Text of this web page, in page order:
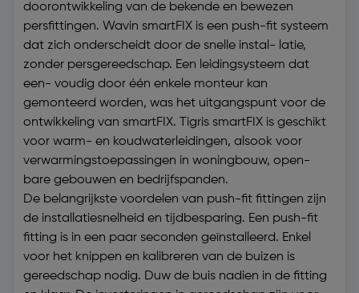
doorontwikkeling van de bekende en bewezen
persfittingen. Wavin smartFIX is een push-fit systeem
dat zich onderscheidt door de snelle instal- latie,
zonder persgereedschap. Een leidingsysteem dat
een- voudig door één enkele monteur kan
gemonteerd worden, was het uitgangspunt voor de
ontwikkeling van smartFIX. Tigris smartFIX is geschikt
voor warm- en koudwaterleidingen, alsook voor
verwarmingstoepassingen in woningbouw, open-
bare gebouwen en bedrijfspanden.
De belangrijkste voordelen van push-fit fittingen zijn
de installatiesnelheid en tijdbesparing. Een push-fit
fitting is in een paar seconden geïnstalleerd. Enkel
voor het knippen en kalibreren van de buizen is
gereedschap nodig. Duw de buis nadien in de fitting